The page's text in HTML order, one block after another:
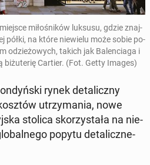
mi­ło­śni­ków luksusu, gdzie znaj­
półki, na które nie­wie­lu może sobie po­
odzie­żo­wych, takich jak Ba­len­cia­ga i
bi­żu­te­rię Cartier. (Fot. Getty Images)
rynek de­ta­licz­ny
utrzy­ma­nia, nowe
stolica sko­rzy­sta­ła na nie­
popytu de­ta­licz­ne­